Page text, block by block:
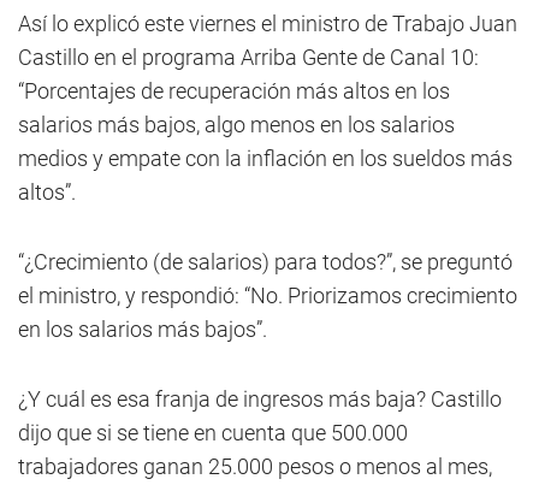
Así lo explicó este viernes el ministro de Trabajo Juan
Castillo en el programa Arriba Gente de Canal 10:
“Porcentajes de recuperación más altos en los
salarios más bajos, algo menos en los salarios
medios y empate con la inflación en los sueldos más
altos”.
“¿Crecimiento (de salarios) para todos?”, se preguntó
el ministro, y respondió: “No. Priorizamos crecimiento
en los salarios más bajos”.
¿Y cuál es esa franja de ingresos más baja? Castillo
dijo que si se tiene en cuenta que 500.000
trabajadores ganan 25.000 pesos o menos al mes,